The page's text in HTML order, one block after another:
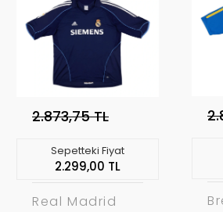
2.873,75 TL
Sepetteki Fiyat
2.299,00 TL
Real Madrid